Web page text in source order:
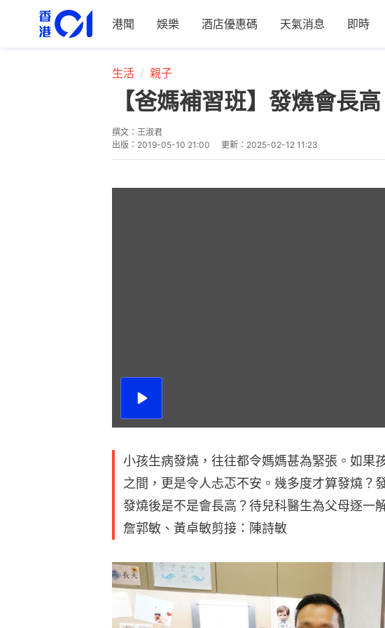
港聞 娛樂 酒店優惠碼 天氣消息 即時
生活 親子
【爸媽補習班】發燒會長
撰文： 王淑君
出版： 2019-05-10 21:00 更新： 2025-02-12 11:23
播
小孩生病發燒，往往都令媽媽甚為緊張。如果
之間，更是令人忐忑不安。幾多度才算發燒？
發燒後是不是會長高？待兒科醫生為父母逐一
詹郭敏、黃卓敏剪接：陳詩敏